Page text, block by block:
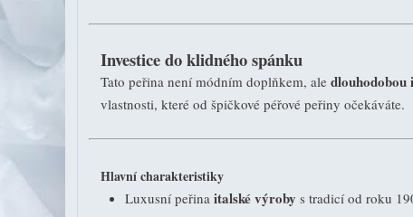
Investice do klidného spánku
Tato peřina není módním doplňkem, ale
vlastnosti, které od špičkové péřové peřiny očekáváte.
Hlavní charakteristiky
Luxusní peřina italské výroby s tradicí od roku